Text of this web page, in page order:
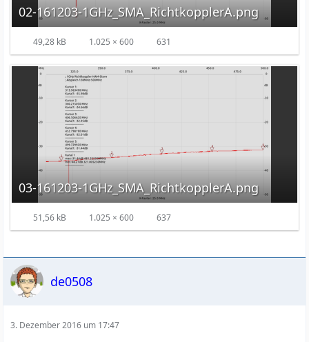
02-161203-1GHz_SMA_RichtkopplerA.png
49,28 kB 1.025 × 600 631
03-161203-1GHz_SMA_RichtkopplerA.png
51,56 kB 1.025 × 600 637
de0508
3. Dezember 2016 um 17:47